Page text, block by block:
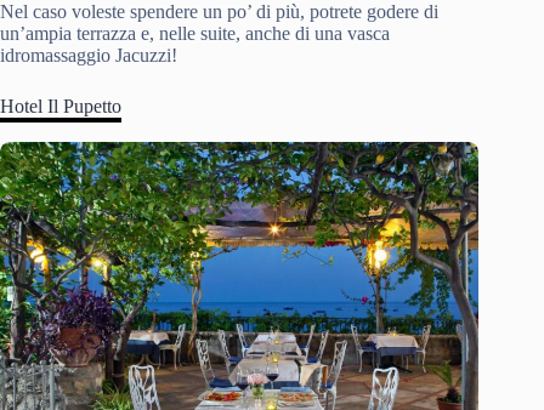
Nel caso voleste spendere un po’ di più, potrete godere di
un’ampia terrazza e, nelle suite, anche di una vasca
idromassaggio Jacuzzi!
Hotel Il Pupetto